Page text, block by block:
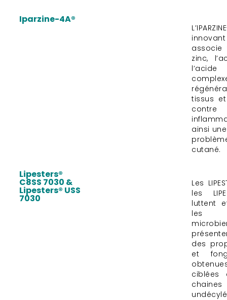
Iparzine-4A®
zinc,
tissus
ainsi
cutané.
Lipesters®
C8SS 7030 &
Lipesters® USS
7030
Les
les
luttent
les
des
et
ciblées